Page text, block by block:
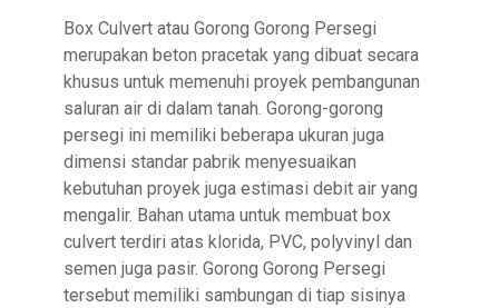
Box Culvert atau Gorong Gorong Persegi
merupakan beton pracetak yang dibuat secara
khusus untuk memenuhi proyek pembangunan
saluran air di dalam tanah. Gorong-gorong
persegi ini memiliki beberapa ukuran juga
dimensi standar pabrik menyesuaikan
kebutuhan proyek juga estimasi debit air yang
mengalir. Bahan utama untuk membuat box
culvert terdiri atas klorida, PVC, polyvinyl dan
semen juga pasir. Gorong Gorong Persegi
tersebut memiliki sambungan di tiap sisinya